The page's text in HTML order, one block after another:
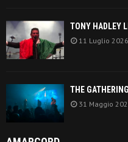
TONY HADLEY
11 Luglio 2026
THE
31 Maggio